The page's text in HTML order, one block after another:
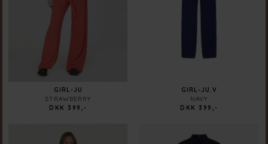
GIRL-JU
STRAWBERRY
DKK 399,-
GIRL-JU.V
NAVY
DKK 399,-